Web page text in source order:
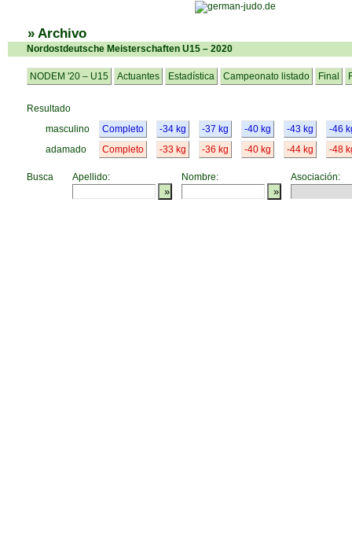
» Archivo
Nordostdeutsche Meisterschaften U15 – 2020
NODEM '20 – U15 Actuantes Estadística Campeonato listado Final
Resultado
masculino
adamado
Completo
Completo
-34 kg -37 kg -40 kg -43 kg
-46
-33 kg
-36 kg -40 kg -44 kg -48
Busca Apellido: Nombre: Asociación: